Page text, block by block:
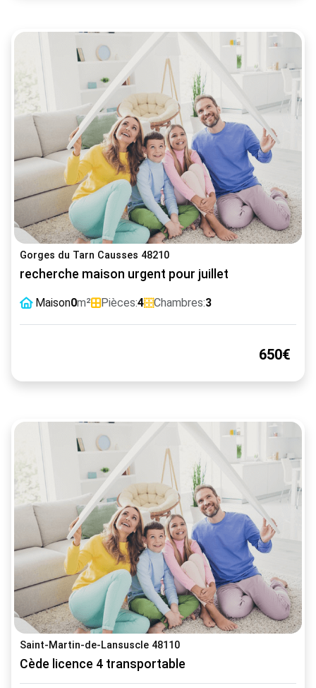
Gorges du Tarn Causses 48210
recherche maison urgent pour juillet
Maison0m² Pièces:4 Chambres:3
650€
Saint-Martin-de-Lansuscle 48110
Cède licence 4 transportable